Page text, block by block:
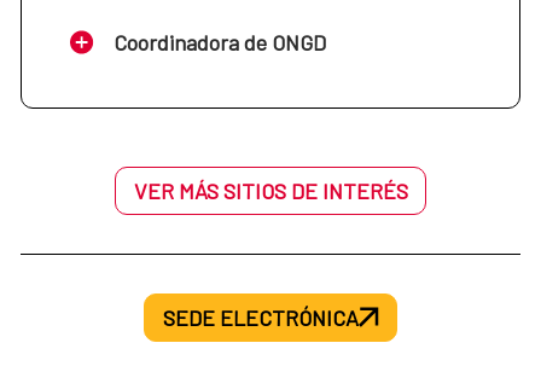
Coordinadora de ONGD
VER MÁS SITIOS DE INTERÉS
SEDE ELECTRÓNICA